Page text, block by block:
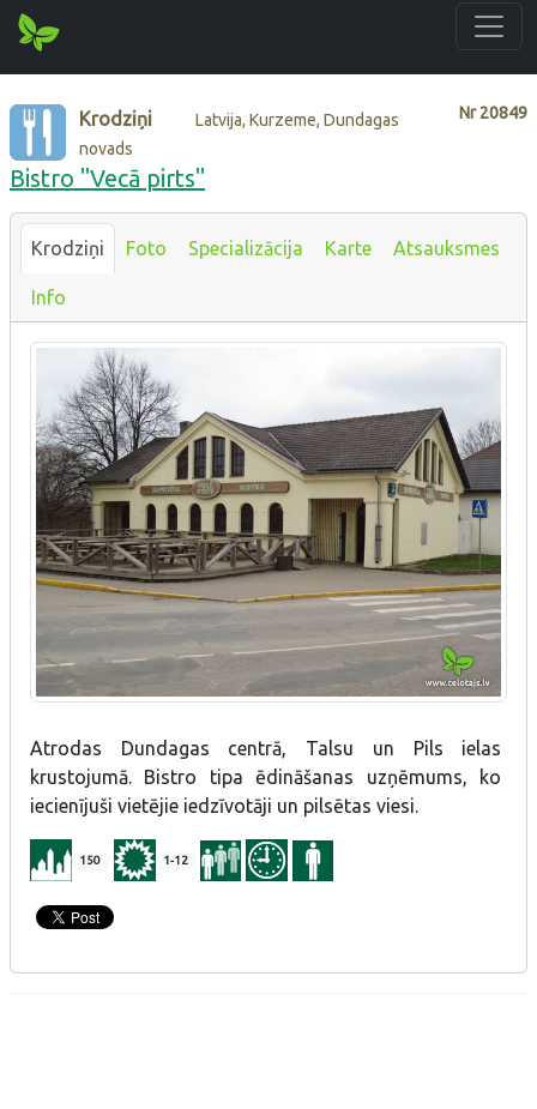
Nr20849
Krodziņi
Latvija, Kurzeme, Dundagas
novads
Bistro "Vecā pirts"
Krodziņi Foto Specializācija Karte Atsauksmes
Info
Atrodas Dundagas centrā, Talsu un Pils ielas
krustojumā. Bistro tipa ēdināšanas uzņēmums, ko
iecienījuši vietējie iedzīvotāji un pilsētas viesi.
150 1-12